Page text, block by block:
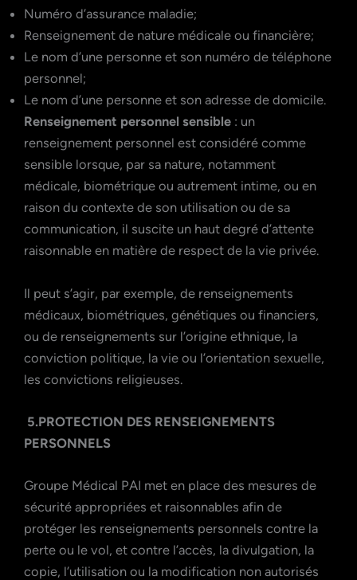
Numéro d’assurance maladie;
Renseignement de nature médicale ou financière;
Le nom d’une personne et son numéro de téléphone
personnel;
Le nom d’une personne et son adresse de domicile.
Renseignement personnel sensible : un
renseignement personnel est considéré comme
sensible lorsque, par sa nature, notamment
médicale, biométrique ou autrement intime, ou en
raison du contexte de son utilisation ou de sa
communication, il suscite un haut degré d’attente
raisonnable en matière de respect de la vie privée.
Il peut s’agir, par exemple, de renseignements
médicaux, biométriques, génétiques ou financiers,
ou de renseignements sur l’origine ethnique, la
conviction politique, la vie ou l’orientation sexuelle,
les convictions religieuses.
5.PROTECTION DES RENSEIGNEMENTS
PERSONNELS
Groupe Médical PAI met en place des mesures de
sécurité appropriées et raisonnables afin de
protéger les renseignements personnels contre la
perte ou le vol, et contre l’accès, la divulgation, la
copie, l’utilisation ou la modification non autorisés